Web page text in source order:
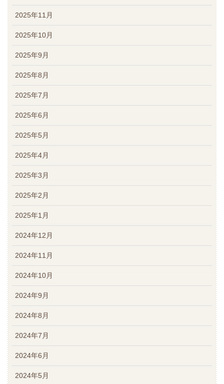
2025年11月
2025年10月
2025年9月
2025年8月
2025年7月
2025年6月
2025年5月
2025年4月
2025年3月
2025年2月
2025年1月
2024年12月
2024年11月
2024年10月
2024年9月
2024年8月
2024年7月
2024年6月
2024年5月